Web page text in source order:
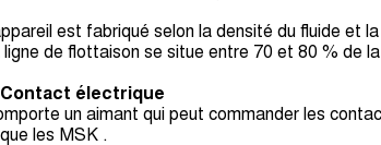
est fabriqué selon la densité du fluide et
ligne de flottaison se situe entre 70 et 80 % de
électrique
un aimant qui peut commander les
les MSK .